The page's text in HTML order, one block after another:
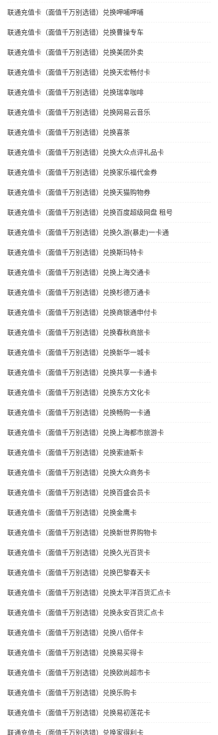
联通充值卡（面值千万别选错）兑换呷哺呷哺
联通充值卡（面值千万别选错）兑换曹操专车
联通充值卡（面值千万别选错）兑换美团外卖
联通充值卡（面值千万别选错）兑换天宏畅付卡
联通充值卡（面值千万别选错）兑换瑞幸咖啡
联通充值卡（面值千万别选错）兑换网易云音乐
联通充值卡（面值千万别选错）兑换喜茶
联通充值卡（面值千万别选错）兑换大众点评礼品卡
联通充值卡（面值千万别选错）兑换家乐福代金券
联通充值卡（面值千万别选错）兑换天猫购物券
联通充值卡（面值千万别选错）兑换百度超级网盘 租号
联通充值卡（面值千万别选错）兑换久游(暴走)一卡通
联通充值卡（面值千万别选错）兑换斯玛特卡
联通充值卡（面值千万别选错）兑换上海交通卡
联通充值卡（面值千万别选错）兑换杉德万通卡
联通充值卡（面值千万别选错）兑换商银通申付卡
联通充值卡（面值千万别选错）兑换春秋商旅卡
联通充值卡（面值千万别选错）兑换新华一城卡
联通充值卡（面值千万别选错）兑换共享一卡通卡
联通充值卡（面值千万别选错）兑换东方文化卡
联通充值卡（面值千万别选错）兑换畅购一卡通
联通充值卡（面值千万别选错）兑换上海都市旅游卡
联通充值卡（面值千万别选错）兑换索迪斯卡
联通充值卡（面值千万别选错）兑换大众商务卡
联通充值卡（面值千万别选错）兑换百盛会员卡
联通充值卡（面值千万别选错）兑换金鹰卡
联通充值卡（面值千万别选错）兑换新世界购物卡
联通充值卡（面值千万别选错）兑换久光百货卡
联通充值卡（面值千万别选错）兑换巴黎春天卡
联通充值卡（面值千万别选错）兑换太平洋百货汇点卡
联通充值卡（面值千万别选错）兑换永安百货汇点卡
联通充值卡（面值千万别选错）兑换八佰伴卡
联通充值卡（面值千万别选错）兑换易买得卡
联通充值卡（面值千万别选错）兑换欧尚超市卡
联通充值卡（面值千万别选错）兑换乐购卡
联通充值卡（面值千万别选错）兑换易初莲花卡
联通充值卡（面值千万别选错）兑换家得利卡